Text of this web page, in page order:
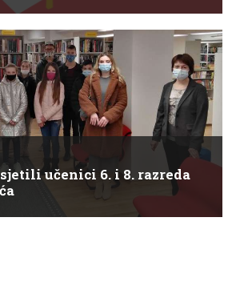
učenici 6. i 8. razreda